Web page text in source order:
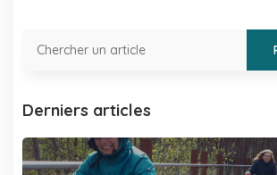
Derniers articles